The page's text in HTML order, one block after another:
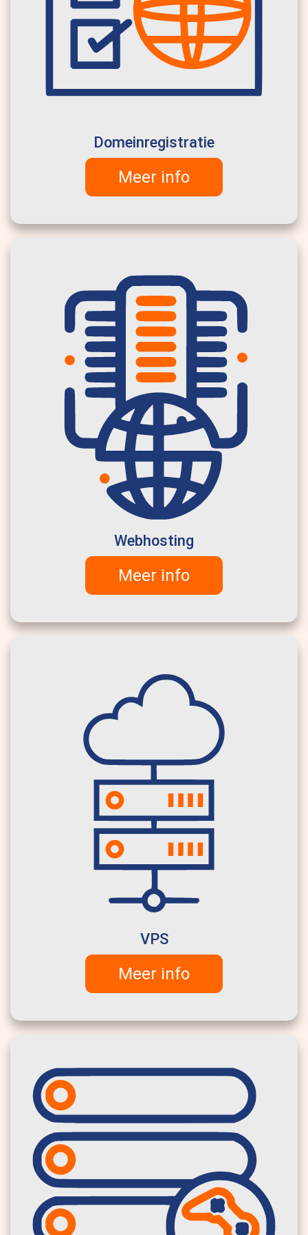
Domeinregistratie
Meer info
Webhosting
Meer info
VPS
Meer info